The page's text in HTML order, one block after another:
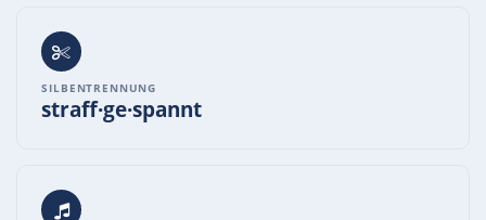
SILBENTRENNUNG
straff·ge·spannt